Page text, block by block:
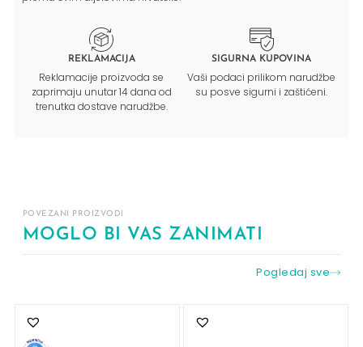
REKLAMACIJA
Reklamacije proizvoda se
zaprimaju unutar 14 dana od
trenutka dostave narudžbe.
SIGURNA KUPOVINA
Vaši podaci prilikom narudžbe
su posve sigurni i zaštićeni.
POVEZANI PROIZVODI
MOGLO BI VAS ZANIMATI
Pogledaj sve